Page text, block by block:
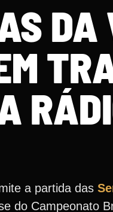
a partida das
do Campeonato